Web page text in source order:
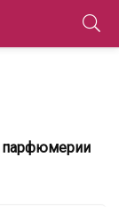
парфюмерии